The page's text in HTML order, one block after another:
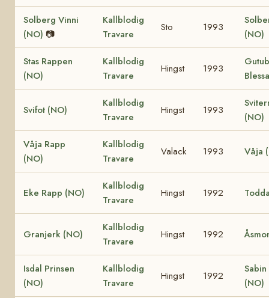
Solberg Vinni
(NO) 📷
Kallblodig
Travare
Sto 1993
(NO)
Stas Rappen
(NO)
Kallblodig
Travare
Hingst 1993
Svifot (NO)
Kallblodig
Travare
Hingst 1993
(NO)
Våja Rapp
(NO)
Kallblodig
Travare
Valack 1993 Våja
Eke Rapp (NO)
Kallblodig
Travare
Hingst 1992
Granjerk (NO)
Kallblodig
Travare
Hingst 1992
Isdal Prinsen
(NO)
Kallblodig
Travare
Hingst 1992
Sabin
(NO)